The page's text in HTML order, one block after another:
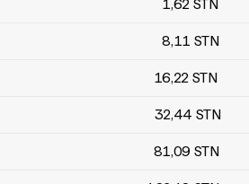
1,62 STN
8,11 STN
16,22 STN
32,44 STN
81,09 STN